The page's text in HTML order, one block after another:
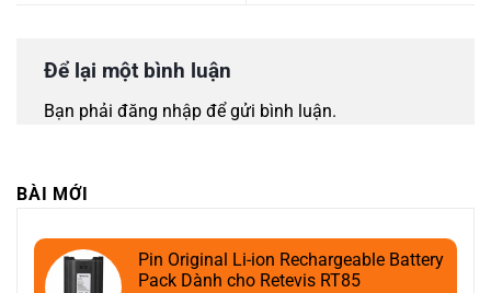
Để lại một bình luận
Bạn phải đăng nhập để gửi bình luận.
BÀI MỚI
Pin Original Li-ion Rechargeable Battery
Pack Dành cho Retevis RT85